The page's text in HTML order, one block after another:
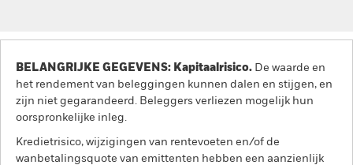
BELANGRIJKE GEGEVENS: Kapitaalrisico. De waarde en
het rendement van beleggingen kunnen dalen en stijgen, en
zijn niet gegarandeerd. Beleggers verliezen mogelijk hun
oorspronkelijke inleg.
Kredietrisico, wijzigingen van rentevoeten en/of de
wanbetalingsquote van emittenten hebben een aanzienlijk